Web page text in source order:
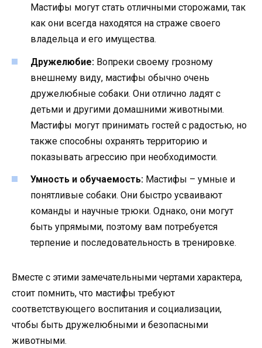
Мастифы могут стать отличными сторожами, так
как они всегда находятся на страже своего
владельца и его имущества.
Дружелюбие: Вопреки своему грозному
внешнему виду, мастифы обычно очень
дружелюбные собаки. Они отлично ладят с
детьми и другими домашними животными.
Мастифы могут принимать гостей с радостью, но
также способны охранять территорию и
показывать агрессию при необходимости.
Умность и обучаемость: Мастифы – умные и
понятливые собаки. Они быстро усваивают
команды и научные трюки. Однако, они могут
быть упрямыми, поэтому вам потребуется
терпение и последовательность в тренировке.
Вместе с этими замечательными чертами характера,
стоит помнить, что мастифы требуют
соответствующего воспитания и социализации,
чтобы быть дружелюбными и безопасными
животными.